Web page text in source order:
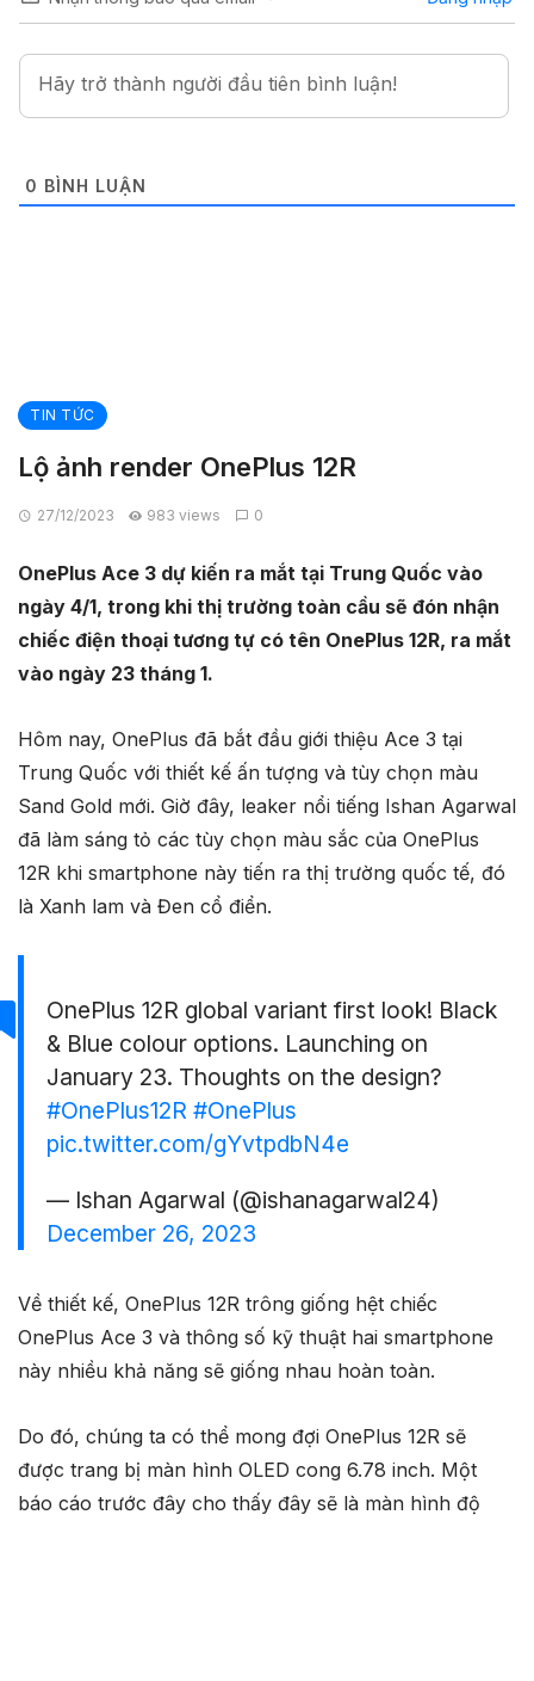
0 BÌNH LUẬN
TIN TỨC
Lộ ảnh render OnePlus 12R
27/12/2023 983 views 0
OnePlus Ace 3 dự kiến ​​​​ra mắt tại Trung Quốc vào
ngày 4/1, trong khi thị trường toàn cầu sẽ đón nhận
chiếc điện thoại tương tự có tên OnePlus 12R, ra mắt
vào ngày 23 tháng 1.
Hôm nay, OnePlus đã bắt đầu giới thiệu Ace 3 tại
Trung Quốc với thiết kế ấn tượng và tùy chọn màu
Sand Gold mới. Giờ đây, leaker nổi tiếng Ishan Agarwal
đã làm sáng tỏ các tùy chọn màu sắc của OnePlus
12R khi smartphone này tiến ra thị trường quốc tế, đó
là Xanh lam và Đen cổ điển.
OnePlus 12R global variant first look! Black
& Blue colour options. Launching on
January 23. Thoughts on the design?
#OnePlus12R #OnePlus
pic.twitter.com/gYvtpdbN4e
— Ishan Agarwal (@ishanagarwal24)
December 26, 2023
Về thiết kế, OnePlus 12R trông giống hệt chiếc
OnePlus Ace 3 và thông số kỹ thuật hai smartphone
này nhiều khả năng sẽ giống nhau hoàn toàn.
Do đó, chúng ta có thể mong đợi OnePlus 12R sẽ
được trang bị màn hình OLED cong 6.78 inch. Một
báo cáo trước đây cho thấy đây sẽ là màn hình độ